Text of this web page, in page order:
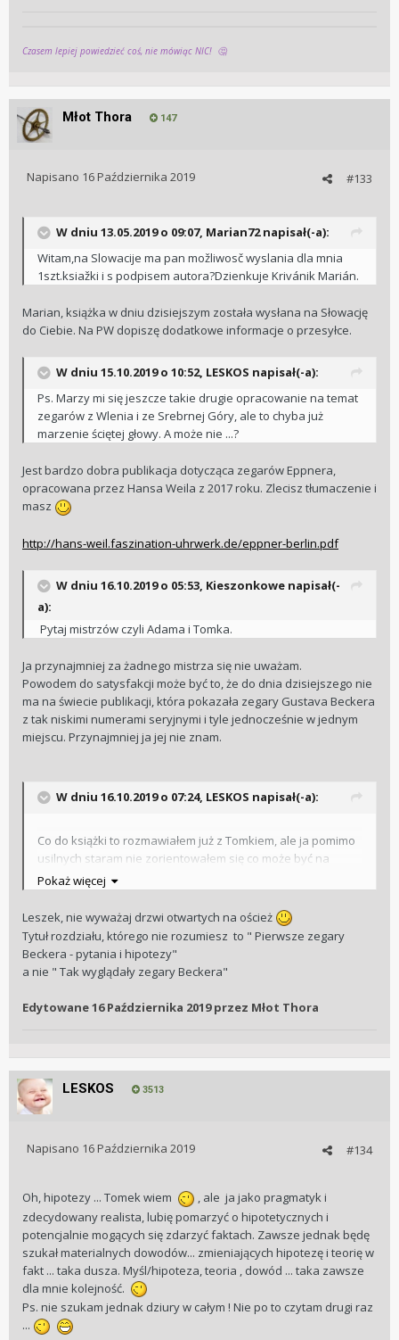
Czasem lepiej powiedzieć coś, nie mówiąc NIC! 🤔
Młot Thora 147
#133
Napisano 16 Października 2019
W dniu 13.05.2019 o 09:07, Marian72 napisał(-a):
Witam,na Slowacije ma pan možliwosč wyslania dla mnia
1szt.ksiažki i s podpisem autora?Dzienkuje Krivánik Marián.
Marian, książka w dniu dzisiejszym została wysłana na Słowację
do Ciebie. Na PW dopiszę dodatkowe informacje o przesyłce.
W dniu 15.10.2019 o 10:52, LESKOS napisał(-a):
Ps. Marzy mi się jeszcze takie drugie opracowanie na temat
zegarów z Wlenia i ze Srebrnej Góry, ale to chyba już
marzenie ściętej głowy. A może nie ...?
Jest bardzo dobra publikacja dotycząca zegarów Eppnera,
opracowana przez Hansa Weila z 2017 roku. Zlecisz tłumaczenie i
masz
http://hans-weil.faszination-uhrwerk.de/eppner-berlin.pdf
W dniu 16.10.2019 o 05:53, Kieszonkowe napisał(-
a):
Pytaj mistrzów czyli Adama i Tomka.
Ja przynajmniej za żadnego mistrza się nie uważam.
Powodem do satysfakcji może być to, że do dnia dzisiejszego nie
ma na świecie publikacji, która pokazała zegary Gustava Beckera
z tak niskimi numerami seryjnymi i tyle jednocześnie w jednym
miejscu. Przynajmniej ja jej nie znam.
W dniu 16.10.2019 o 07:24, LESKOS napisał(-a):
Co do książki to rozmawiałem już z Tomkiem, ale ja pomimo
usilnych staram nie zorientowałem się co może być na
rzeczy
.
Ok za to znalazłem drobny błąd na stronie 57 ...
więc
czytam raczej uważnie. Zacząłem drugi raz ...
Pokaż więcej
Leszek, nie wyważaj drzwi otwartych na oścież
Tytuł rozdziału, którego nie rozumiesz to " Pierwsze zegary
Beckera - pytania i hipotezy"
a nie " Tak wyglądały zegary Beckera"
Edytowane16 Października 2019przez Młot Thora
LESKOS 3513
#134
Napisano 16 Października 2019
Oh, hipotezy ... Tomek wiem
, ale ja jako pragmatyk i
zdecydowany realista, lubię pomarzyć o hipotetycznych i
potencjalnie mogących się zdarzyć faktach. Zawsze jednak będę
szukał materialnych dowodów... zmieniających hipotezę i teorię w
fakt ... taka dusza. Myśl/hipoteza, teoria , dowód ... taka zawsze
dla mnie kolejność.
Ps. nie szukam jednak dziury w całym ! Nie po to czytam drugi raz
...